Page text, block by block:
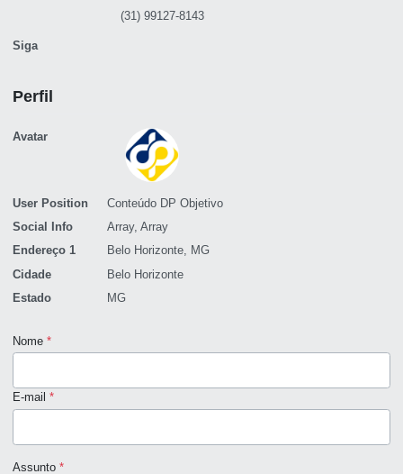
(31) 99127-8143
Siga
Perfil
Avatar
User Position
Conteúdo DP Objetivo
Social Info
Array, Array
Endereço 1
Belo Horizonte, MG
Cidade
Belo Horizonte
Estado
MG
Nome *
E-mail *
Assunto *